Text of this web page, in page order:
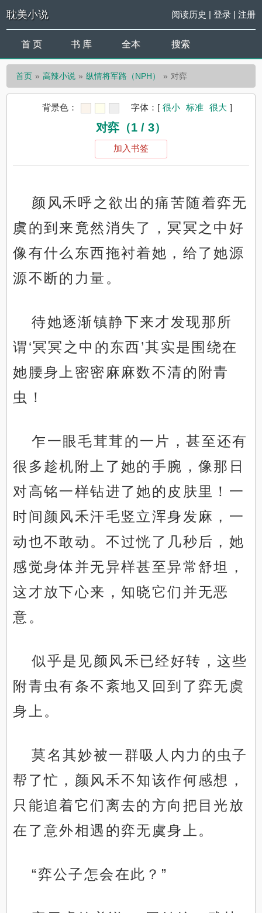
耽美小说 阅读历史 | 登录| 注册
首 页 书 库 全本 搜索
首页 高辣小说 纵情将军路（NPH） 对弈
背景色： 字体： [ 很小 标准 很大 ]
对弈（1 / 3）
加入书签
颜风禾呼之欲出的痛苦随着弈无
虞的到来竟然消失了，冥冥之中好
像有什么东西拖衬着她，给了她源
源不断的力量。
待她逐渐镇静下来才发现那所
谓‘冥冥之中的东西’其实是围绕在
她腰身上密密麻麻数不清的附青
虫！
乍一眼毛茸茸的一片，甚至还有
很多趁机附上了她的手腕，像那日
对高铭一样钻进了她的皮肤里！一
时间颜风禾汗毛竖立浑身发麻，一
动也不敢动。不过恍了几秒后，她
感觉身体并无异样甚至异常舒坦，
这才放下心来，知晓它们并无恶
意。
似乎是见颜风禾已经好转，这些
附青虫有条不紊地又回到了弈无虞
身上。
莫名其妙被一群吸人内力的虫子
帮了忙，颜风禾不知该作何感想，
只能追着它们离去的方向把目光放
在了意外相遇的弈无虞身上。
“弈公子怎会在此？”